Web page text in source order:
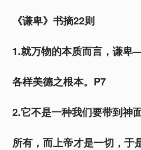
《谦卑》书摘22则
1.就万物的本质而言，谦
各样美德之根本。P7
2.它不是一种我们要带到神
所有，而上帝才是一切，于